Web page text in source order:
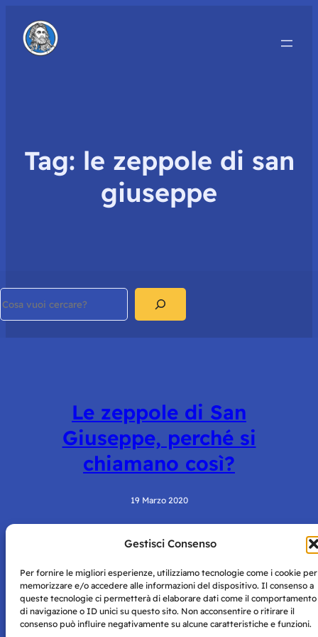
Gestisci Consenso
Per fornire le migliori esperienze, utilizziamo tecnologie come i cookie per
memorizzare e/o accedere alle informazioni del dispositivo. Il consenso a
queste tecnologie ci permetterà di elaborare dati come il comportamento
di navigazione o ID unici su questo sito. Non acconsentire o ritirare il
consenso può influire negativamente su alcune caratteristiche e funzioni.
Tag: le zeppole di san
giuseppe
Le zeppole di San
Giuseppe, perché si
chiamano così?
19 Marzo 2020